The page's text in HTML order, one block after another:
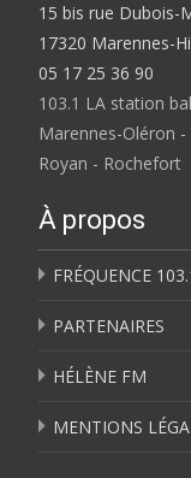
15 bis rue Dubois-
17320 Marennes-
05 17 25 36 90
103.1 LA station
Marennes-Oléron
Royan - Rochefort
À propos
FRÉQUENCE
PARTENAIRES
HÉLÈNE FM
MENTIONS